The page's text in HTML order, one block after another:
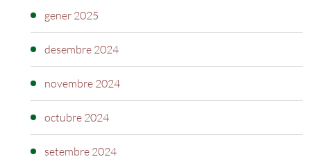
gener 2025
desembre 2024
novembre 2024
octubre 2024
setembre 2024